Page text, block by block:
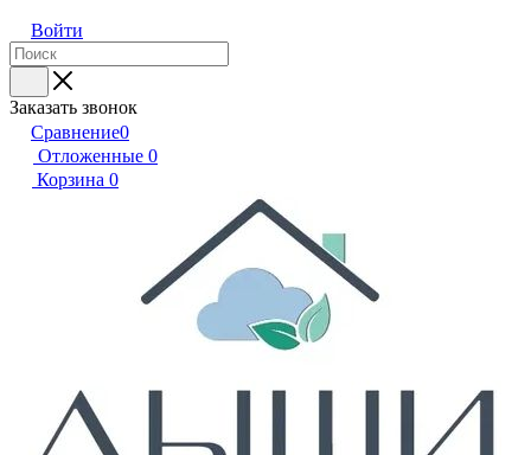
Войти
Заказать звонок
Сравнение0
Отложенные 0
Корзина 0